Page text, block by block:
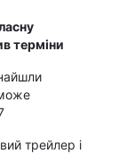
терміни
трейлер і